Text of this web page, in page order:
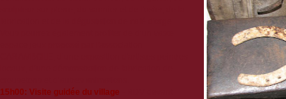
15h00: Visite guidée du village